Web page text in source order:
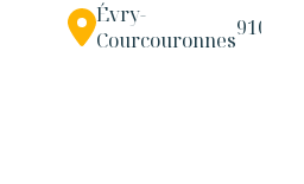
Évry-
Courcouronnes91000